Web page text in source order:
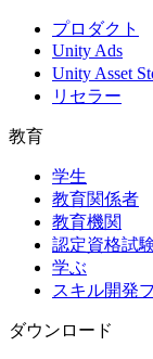
Unity で宣伝
活用事例
モバイルゲーム
Unity でモバイル
インディーゲーム
少人数のチーム
XR ゲーム
XR ゲームを複数
マルチプレイヤー
マルチプレイヤー
ブログ
更新情報、情報、
お知らせ
ニュース、ストー
認定教材
Unityのマスタリ
プロダクト
Unity Ads
Unity Asset
リセラー
教育
学生
教育関係者
教育機関
認定資格試
学ぶ
スキル開発
ダウンロード